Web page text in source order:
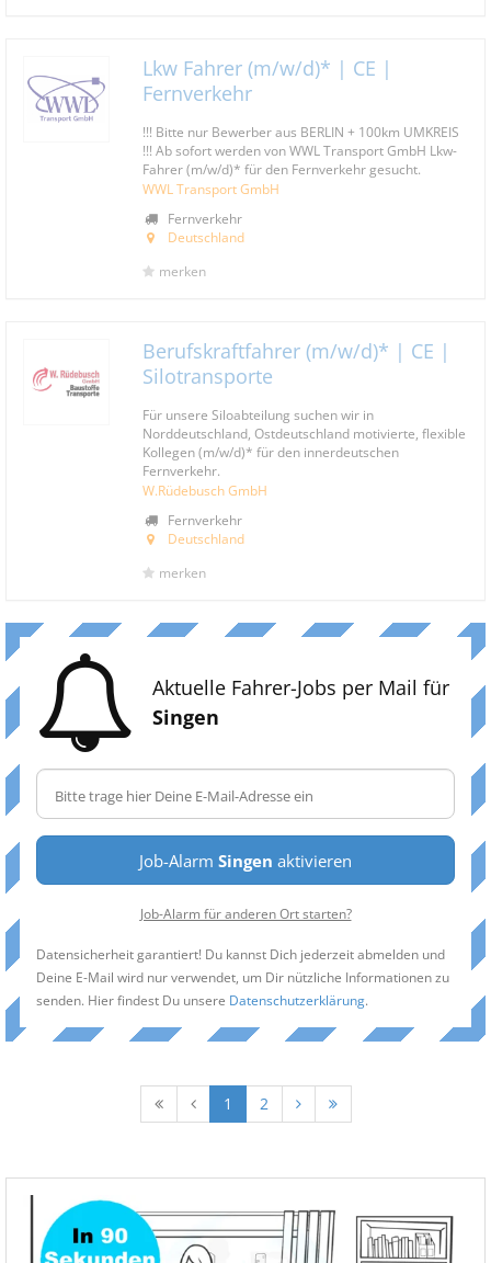
Lkw Fahrer (m/w/d)* | CE |
Fernverkehr
!!! Bitte nur Bewerber aus BERLIN + 100km UMKREIS
!!! Ab sofort werden von WWL Transport GmbH Lkw-
Fahrer (m/w/d)* für den Fernverkehr gesucht.
WWL Transport GmbH
Fernverkehr
Deutschland
merken
Berufskraftfahrer (m/w/d)* | CE |
Silotransporte
Für unsere Siloabteilung suchen wir in
Norddeutschland, Ostdeutschland motivierte, flexible
Kollegen (m/w/d)* für den innerdeutschen
Fernverkehr.
W.Rüdebusch GmbH
Fernverkehr
Deutschland
merken
Aktuelle Fahrer-Jobs per Mail für
Singen
Job-Alarm Singen aktivieren
Job-Alarm für anderen Ort starten?
Datensicherheit garantiert! Du kannst Dich jederzeit abmelden und
Deine E-Mail wird nur verwendet, um Dir nützliche Informationen zu
senden. Hier findest Du unsere Datenschutzerklärung.
1 2